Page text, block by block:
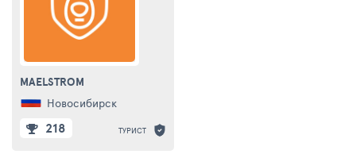
MAELSTROM
Новосибирск
218 ТУРИСТ